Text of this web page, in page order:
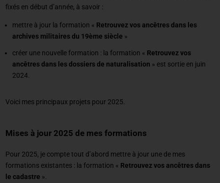
fixés en début d’année, à savoir :
mettre à jour la formation « Retrouvez vos ancêtres dans les
archives militaires du 19ème siècle »
créer une nouvelle formation : la formation « Retrouvez vos
ancêtres dans les dossiers de naturalisation » est sortie en juin
2024.
Voici mes principaux projets pour 2025.
Mises à jour 2025 de mes formations
Pour 2025, je compte tout d’abord mettre à jour une de mes
formations existantes : la formation « Retrouvez vos ancêtres dans
le cadastre ».